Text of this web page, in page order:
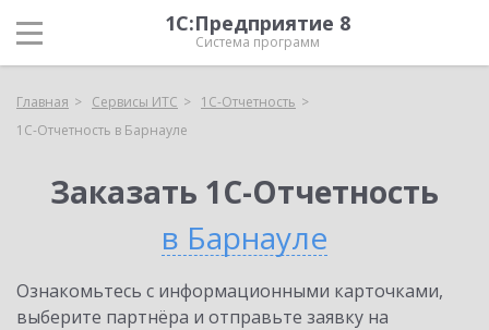
1С:Предприятие 8
Система программ
Главная Сервисы ИТС
1С-Отчетность
1С-Отчетность в Барнауле
Заказать 1С-Отчетность
в Барнауле
Ознакомьтесь с информационными карточками,
выберите партнёра и отправьте заявку на